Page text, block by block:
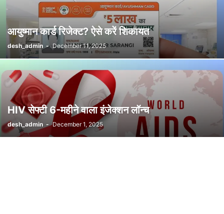
आयुष्मान कार्ड रिजेक्ट? ऐसे करें शिकायत
desh_admin - December 11, 2025
HIV सेफ्टी 6-महीने वाला इंजेक्शन लॉन्च
desh_admin - December 1, 2025